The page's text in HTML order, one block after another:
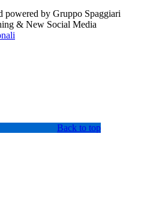
powered by Gruppo Spaggiari
& New Social Media
Back to top